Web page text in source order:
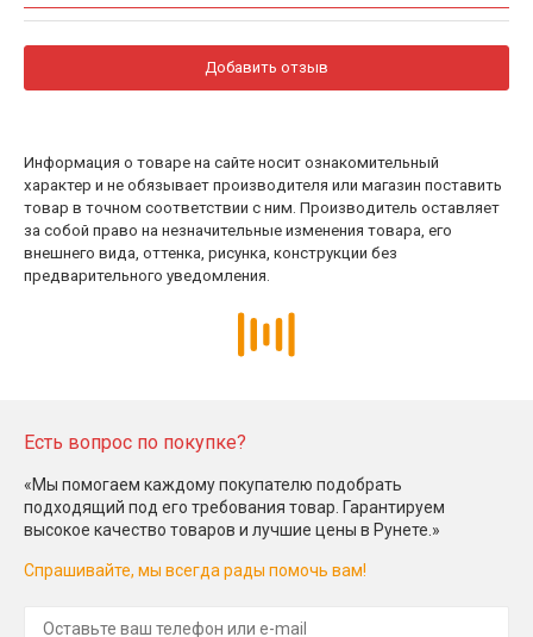
Добавить отзыв
Информация о товаре на сайте носит ознакомительный
характер и не обязывает производителя или магазин поставить
товар в точном соответствии с ним. Производитель оставляет
за собой право на незначительные изменения товара, его
внешнего вида, оттенка, рисунка, конструкции без
предварительного уведомления.
Есть вопрос по покупке?
«Мы помогаем каждому покупателю подобрать
подходящий под его требования товар. Гарантируем
высокое качество товаров и лучшие цены в Рунете.»
Спрашивайте, мы всегда рады помочь вам!